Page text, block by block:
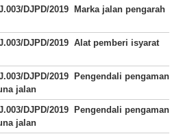
DJPD/2019 Marka jalan pengarah
DJPD/2019 Alat pemberi isyarat
DJPD/2019 Pengendali pengaman
jalan
DJPD/2019 Pengendali pengaman
jalan